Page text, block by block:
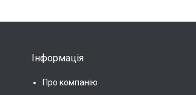
Інформація
Про компанію